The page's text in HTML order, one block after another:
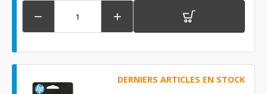
 
DERNIERS ARTICLES EN STOCK